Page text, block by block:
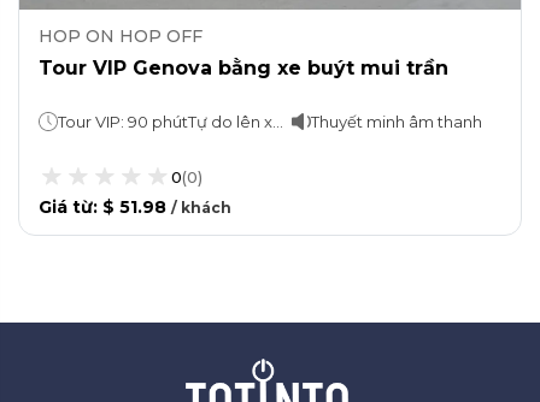
HOP ON HOP OFF
Tour VIP Genova bằng xe buýt mui trần
Thuyết minh âm thanh
0(0)
Giá từ: $ 51.98 / khách